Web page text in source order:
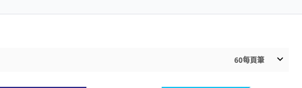
60每頁筆